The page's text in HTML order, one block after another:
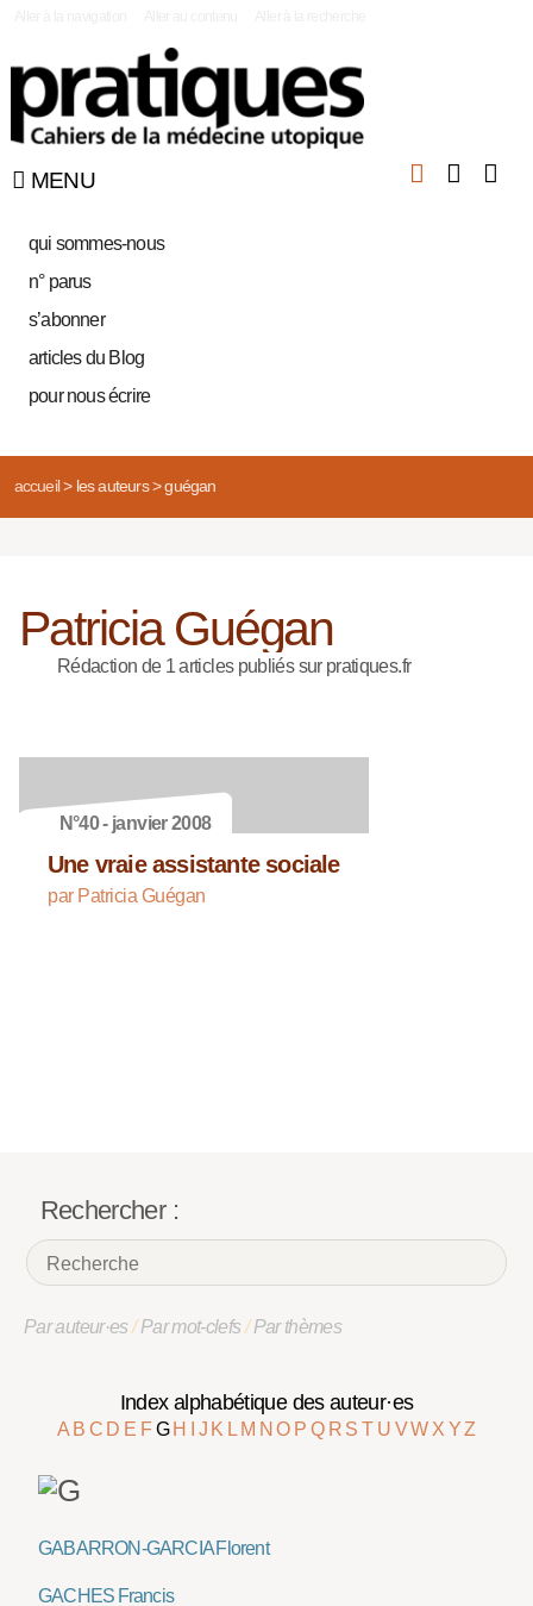
MENU
qui sommes-nous
n° parus
s’abonner
articles du Blog
pour nous écrire
accueil> les auteurs> guégan
Patricia Guégan
Rédaction de 1 articles publiés sur pratiques.fr
N°40 - janvier 2008
Une vraie assistante sociale
par Patricia Guégan
Rechercher :
Par auteur·es/Par mot-clefs/Par thèmes
Index alphabétique des auteur·es
A B C D E F G H J K L M NO P Q R ST U VW X YZ
GABARRON-GARCIA Florent
GACHES Francis